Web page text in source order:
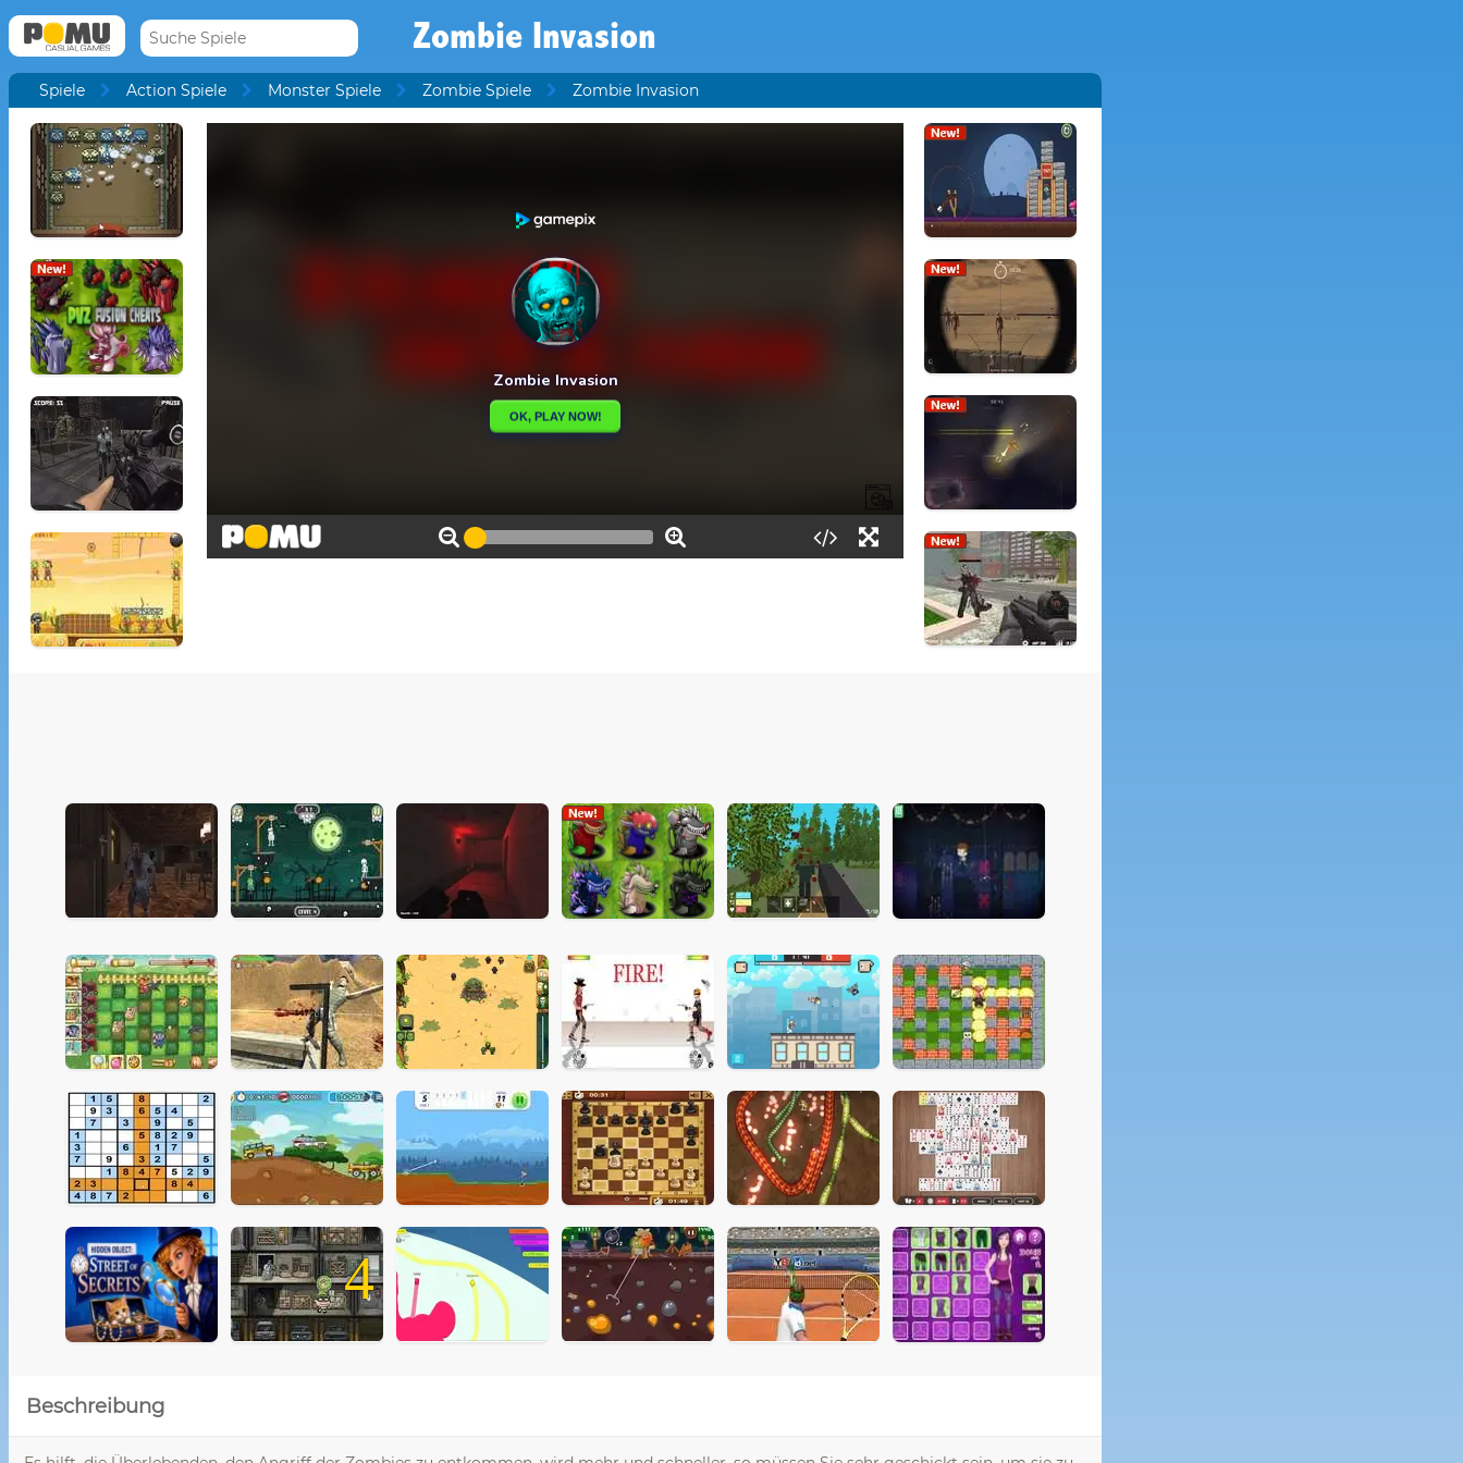
Zombie Invasion
Spiele Action Spiele Monster Spiele Zombie Spiele Zombie Invasion
4
Beschreibung